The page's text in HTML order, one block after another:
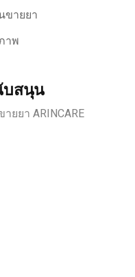
ขายยา
าพ
บสนุน
ยยา ARINCARE